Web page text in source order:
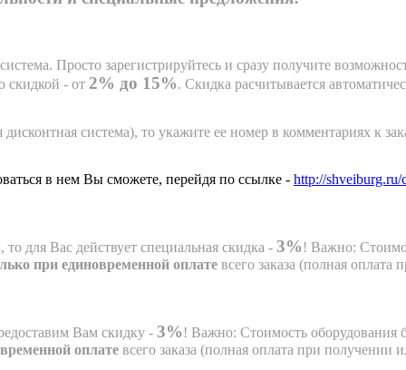
Просто зарегистрируйтесь и сразу получите
скидкой - от 2% до 15%. Скидка расчитывается
система), то укажите ее номер в комментариях к
в нем Вы сможете, перейдя по ссылке - http://shveiburg.ru/
для Вас действует специальная скидка - 3% ! Важно:
при единовременной оплате всего заказа (полная
Вам скидку - 3% ! Важно: Стоимость оборудования
оплате всего заказа (полная оплата при получении